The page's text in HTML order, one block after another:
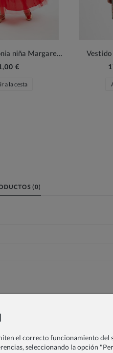
Vestido ceremonia niña Margaret rojo
€
a la cesta
Vestido
(0)
el correcto funcionamiento del
seleccionando la opción